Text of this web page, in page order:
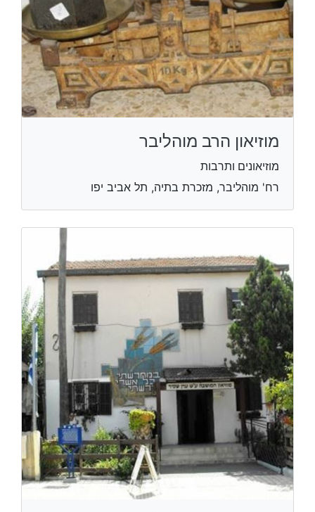
מוזיאון הרב מוהליבר
מוזיאונים ותרבות
רח' מוהליבר, מזכרת בתיה, תל אביב יפו